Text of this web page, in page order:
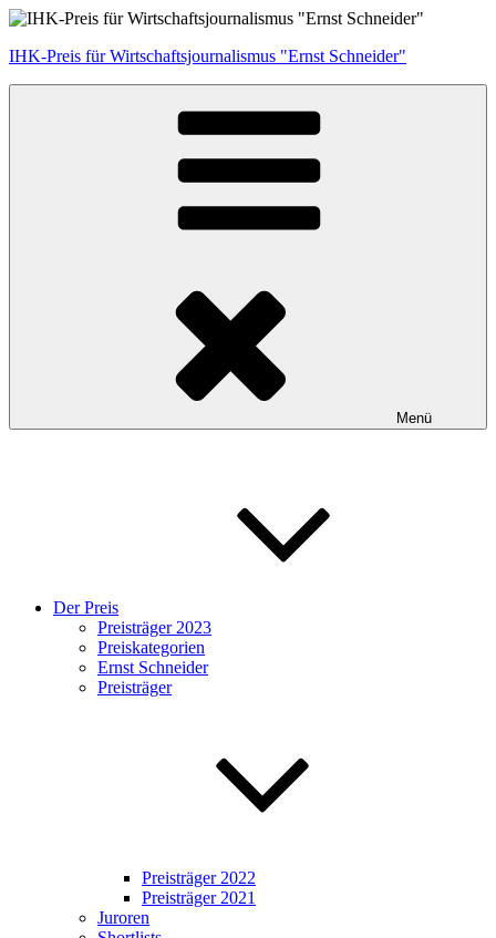
Zum
springen
IHK-Preis für Wirtschaftsjournalismus "Ernst Schneider"
Menü
Der Preis
Preisträger 2023
Preiskategorien
Ernst Schneider
Preisträger
Preisträger 2022
Preisträger 2021
Juroren